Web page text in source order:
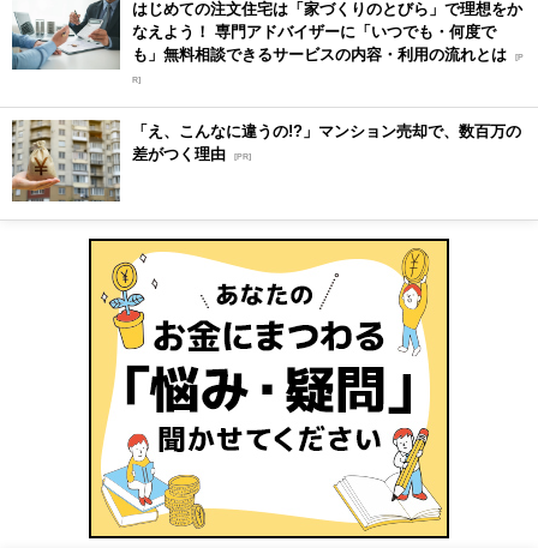
はじめての注文住宅は「家づくりのとびら」で理想をか
なえよう！ 専門アドバイザーに「いつでも・何度で
も」無料相談できるサービスの内容・利用の流れとは [P
R]
「え、こんなに違うの!?」マンション売却で、数百万の
差がつく理由 [PR]